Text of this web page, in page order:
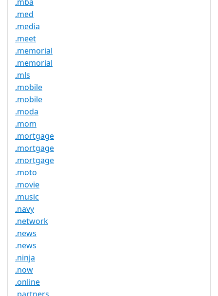
.mba
.med
.media
.meet
.memorial
.memorial
.mls
.mobile
.mobile
.moda
.mom
.mortgage
.mortgage
.mortgage
.moto
.movie
.music
.navy
.network
.news
.news
.ninja
.now
.online